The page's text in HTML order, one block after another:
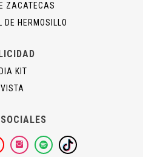
ZACATECAS
DE HERMOSILLO
KIT
SOCIALES